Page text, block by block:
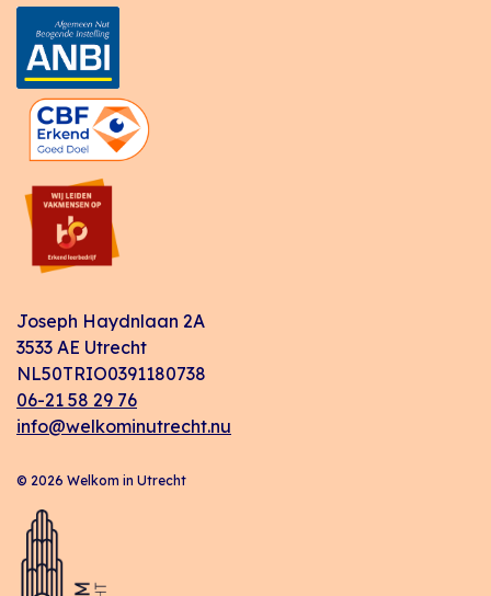
Joseph Haydnlaan 2A
3533 AE Utrecht
NL50TRIO0391180738
06-21 58 29 76
info@welkominutrecht.nu
© 2026 Welkom in Utrecht